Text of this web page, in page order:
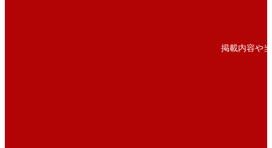
掲載内容や